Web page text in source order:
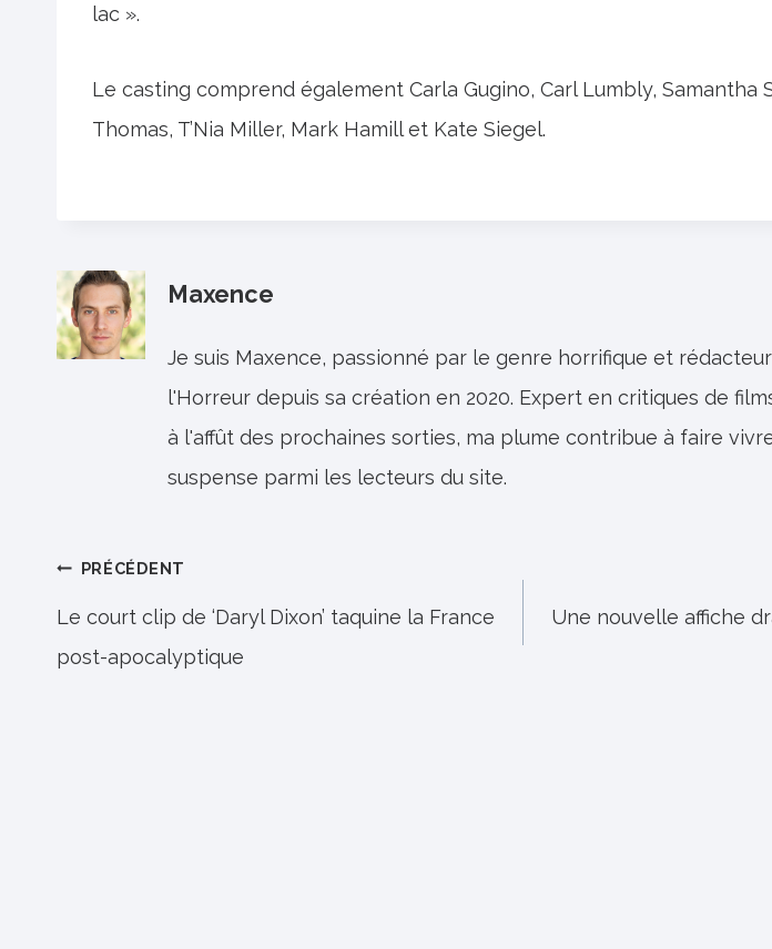
lac ».
Le casting comprend également Carla Gugino, Carl Lumbly, Samantha
Thomas, T’Nia Miller, Mark Hamill et Kate Siegel.
Maxence
Je suis Maxence, passionné par le genre horrifique et
l'Horreur depuis sa création en 2020. Expert en critiques de
à l'affût des prochaines sorties, ma plume contribue à faire
suspense parmi les lecteurs du site.
Navigation
de
l’article
PRÉCÉDENT
Le court clip de ‘Daryl Dixon’ taquine la France
post-apocalyptique
Une nouvelle affiche